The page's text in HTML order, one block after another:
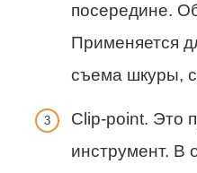
посередине.
Применяется
съема шкуры,
Clip-point. Это
инструмент. В